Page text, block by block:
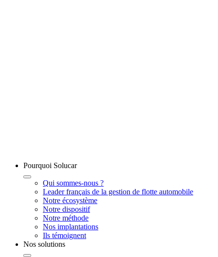
Pourquoi Solucar
Qui sommes-nous ?
Leader français de la gestion de flotte automobile
Notre écosystème
Notre dispositif
Notre méthode
Nos implantations
Ils témoignent
Nos solutions